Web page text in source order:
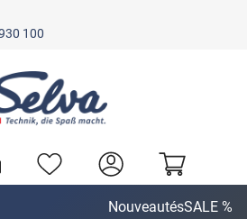
100
NouveautésSALE %